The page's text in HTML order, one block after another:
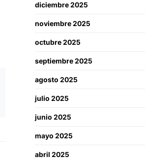
diciembre 2025
noviembre 2025
octubre 2025
septiembre 2025
agosto 2025
julio 2025
junio 2025
mayo 2025
abril 2025